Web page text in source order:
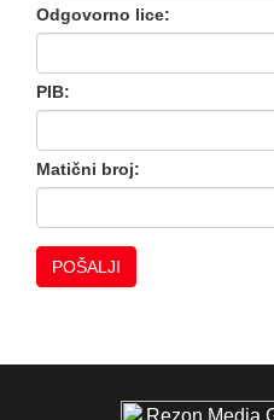
Odgovorno lice:
PIB:
Matični broj: